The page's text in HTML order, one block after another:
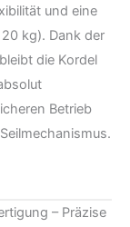
und eine
kg). Dank der
die Kordel
Betrieb
– Präzise